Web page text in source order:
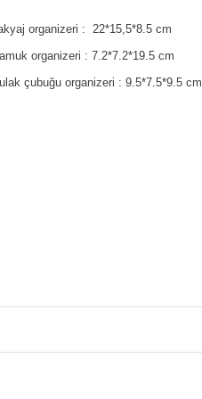
organizeri : 22*15,5*8.5 cm
1 Adet Pamuk organizeri : 7.2*7.2*19.5 cm
çubuğu organizeri : 9.5*7.5*9.5 cm